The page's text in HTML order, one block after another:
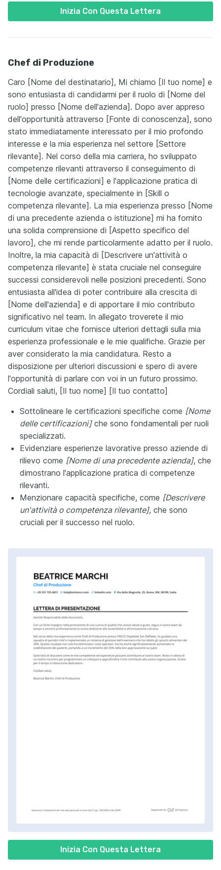
Inizia Con Questa Lettera
Inizia Con Questa Lettera
Chef di Produzione
Caro [Nome del destinatario], Mi chiamo [Il tuo nome] e
sono entusiasta di candidarmi per il ruolo di [Nome del
ruolo] presso [Nome dell'azienda]. Dopo aver appreso
dell'opportunità attraverso [Fonte di conoscenza], sono
stato immediatamente interessato per il mio profondo
interesse e la mia esperienza nel settore [Settore
rilevante]. Nel corso della mia carriera, ho sviluppato
competenze rilevanti attraverso il conseguimento di
[Nome delle certificazioni] e l'applicazione pratica di
tecnologie avanzate, specialmente in [Skill o
competenza rilevante]. La mia esperienza presso [Nome
di una precedente azienda o istituzione] mi ha fornito
una solida comprensione di [Aspetto specifico del
lavoro], che mi rende particolarmente adatto per il ruolo.
Inoltre, la mia capacità di [Descrivere un'attività o
competenza rilevante] è stata cruciale nel conseguire
successi considerevoli nelle posizioni precedenti. Sono
entusiasta all'idea di poter contribuire alla crescita di
[Nome dell'azienda] e di apportare il mio contributo
significativo nel team. In allegato troverete il mio
curriculum vitae che fornisce ulteriori dettagli sulla mia
esperienza professionale e le mie qualifiche. Grazie per
aver considerato la mia candidatura. Resto a
disposizione per ulteriori discussioni e spero di avere
l'opportunità di parlare con voi in un futuro prossimo.
Cordiali saluti, [Il tuo nome] [Il tuo contatto]
Sottolineare le certificazioni specifiche come [Nome
delle certificazioni]che sono fondamentali per ruoli
specializzati.
Evidenziare esperienze lavorative presso aziende di
rilievo come [Nome di una precedente azienda], che
dimostrano l'applicazione pratica di competenze
rilevanti.
Menzionare capacità specifiche, come [Descrivere
un'attività o competenza rilevante], che sono
cruciali per il successo nel ruolo.